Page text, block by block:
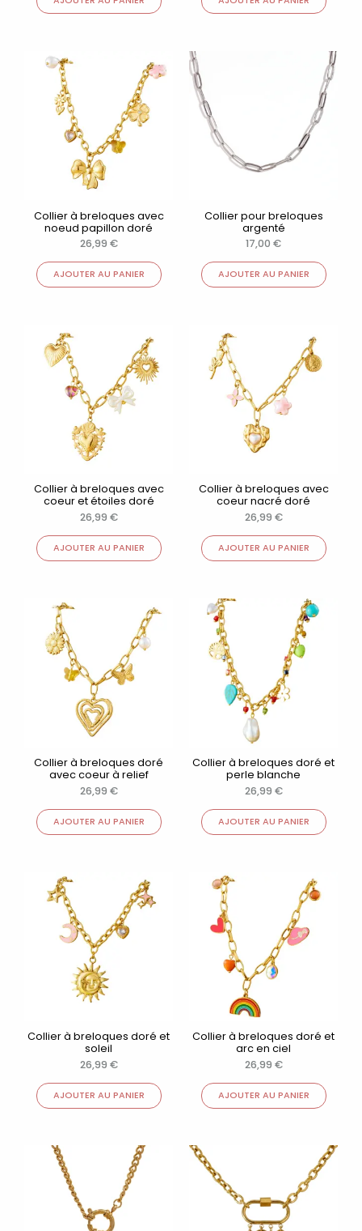
Collier à breloques avec
noeud papillon doré
26,99 €
AJOUTER AU PANIER
Collier pour breloques
argenté
17,00 €
AJOUTER AU PANIER
Collier à breloques avec
coeur et étoiles doré
26,99 €
AJOUTER AU PANIER
Collier à breloques avec
coeur nacré doré
26,99 €
AJOUTER AU PANIER
Collier à breloques doré
avec coeur à relief
26,99 €
AJOUTER AU PANIER
Collier à breloques doré et
perle blanche
26,99 €
AJOUTER AU PANIER
Collier à breloques doré et
soleil
26,99 €
AJOUTER AU PANIER
Collier à breloques doré et
arc en ciel
26,99 €
AJOUTER AU PANIER